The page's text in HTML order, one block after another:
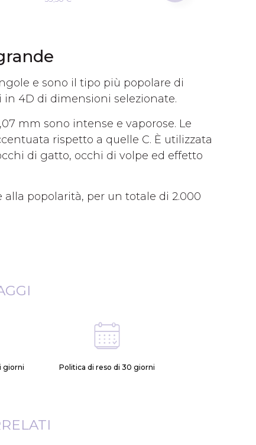
e sono il tipo più popolare di
4D di dimensioni selezionate.
mm sono intense e vaporose. Le
rispetto a quelle C. È utilizzata
di gatto, occhi di volpe ed effetto
alla popolarità, per un totale di 2.000
giorni
Politica di reso di 30 giorni